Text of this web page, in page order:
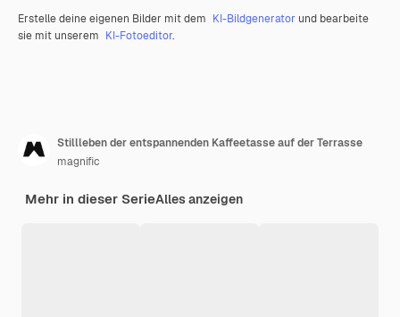
Erstelle deine eigenen Bilder mit dem KI-Bildgenerator und bearbeite
sie mit unserem KI-Fotoeditor.
Stillleben der entspannenden Kaffeetasse auf der Terrasse
magnific
Mehr in dieser SerieAlles anzeigen